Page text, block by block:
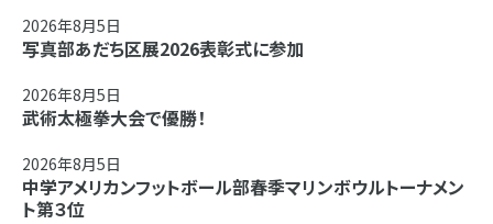
2026年8月5日
写真部あだち区展2026表彰式に参加
2026年8月5日
武術太極拳大会で優勝！
2026年8月5日
中学アメリカンフットボール部春季マリンボウルトーナメン
ト第３位